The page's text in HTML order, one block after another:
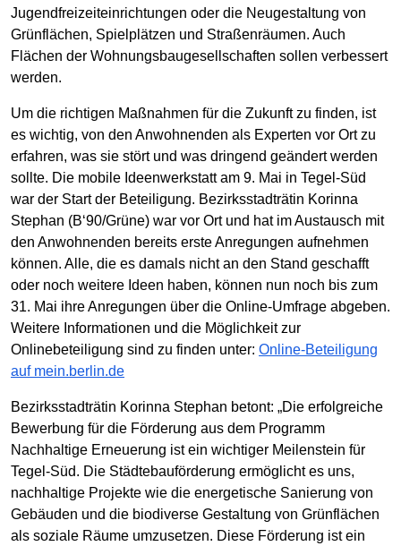
Jugendfreizeiteinrichtungen oder die Neugestaltung von
Grünflächen, Spielplätzen und Straßenräumen. Auch
Flächen der Wohnungsbaugesellschaften sollen verbessert
werden.
Um die richtigen Maßnahmen für die Zukunft zu finden, ist
es wichtig, von den Anwohnenden als Experten vor Ort zu
erfahren, was sie stört und was dringend geändert werden
sollte. Die mobile Ideenwerkstatt am 9. Mai in Tegel-Süd
war der Start der Beteiligung. Bezirksstadträtin Korinna
Stephan (B‘90/Grüne) war vor Ort und hat im Austausch mit
den Anwohnenden bereits erste Anregungen aufnehmen
können. Alle, die es damals nicht an den Stand geschafft
oder noch weitere Ideen haben, können nun noch bis zum
31. Mai ihre Anregungen über die Online-Umfrage abgeben.
Weitere Informationen und die Möglichkeit zur
Onlinebeteiligung sind zu finden unter: Online-Beteiligung
auf mein.berlin.de
Bezirksstadträtin Korinna Stephan betont: „Die erfolgreiche
Bewerbung für die Förderung aus dem Programm
Nachhaltige Erneuerung ist ein wichtiger Meilenstein für
Tegel-Süd. Die Städtebauförderung ermöglicht es uns,
nachhaltige Projekte wie die energetische Sanierung von
Gebäuden und die biodiverse Gestaltung von Grünflächen
als soziale Räume umzusetzen. Diese Förderung ist ein